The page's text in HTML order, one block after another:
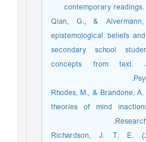
contemporary
Qian, G., &
epistemological beliefs
secondary school
concepts from text.
Rhodes, M., & Brandone,
theories of mind
Richardson, J. T. E.